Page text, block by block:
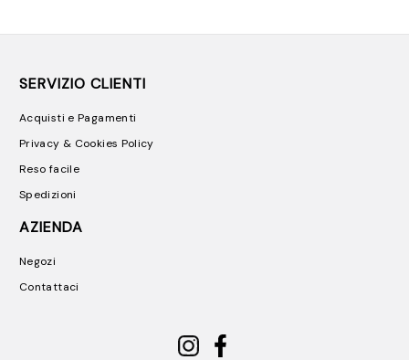
SERVIZIO CLIENTI
Acquisti e Pagamenti
Privacy & Cookies Policy
Reso facile
Spedizioni
AZIENDA
Negozi
Contattaci